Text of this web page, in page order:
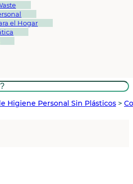
el Hogar
Higiene Personal Sin Plásticos >